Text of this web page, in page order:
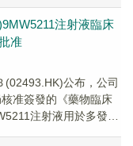
注射液臨床
准
(02493.HK)公布，公司
准簽發的《藥物臨床
注射液用於多發性